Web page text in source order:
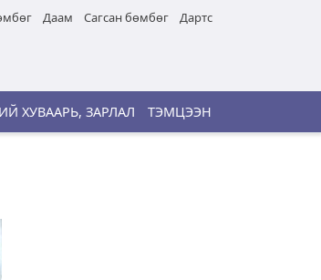
Даам Сагсан бөмбөг Дартс
ХУВААРЬ, ЗАРЛАЛ ТЭМЦЭЭН